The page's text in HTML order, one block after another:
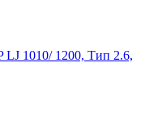
LJ 1010/ 1200, Тип 2.6,